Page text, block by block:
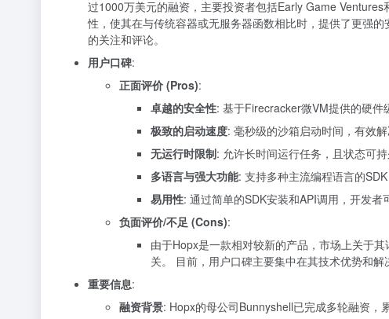
过1000万美元的融资，主要投资者包括Early Game
性，使其在与传统容器或无服务器函数相比时，提供了更强
的关注和评论。
用户口碑:
正面评价 (Pros):
卓越的安全性: 基于Firecracker微VM提供的硬件
极致的启动速度: 毫秒级的沙箱启动时间，有效
无运行时限制: 允许长时间运行任务，且状态可
多语言与强大功能: 支持多种主流编程语言的
易用性: 通过简单的SDK安装和API调用，开发者
负面评价/不足 (Cons):
由于Hopx是一款相对较新的产品，市场上关于
关。 目前，用户口碑主要集中在其技术优势和解
重要信息:
融资背景: Hopx的母公司Bunnyshell已完成多轮融资，